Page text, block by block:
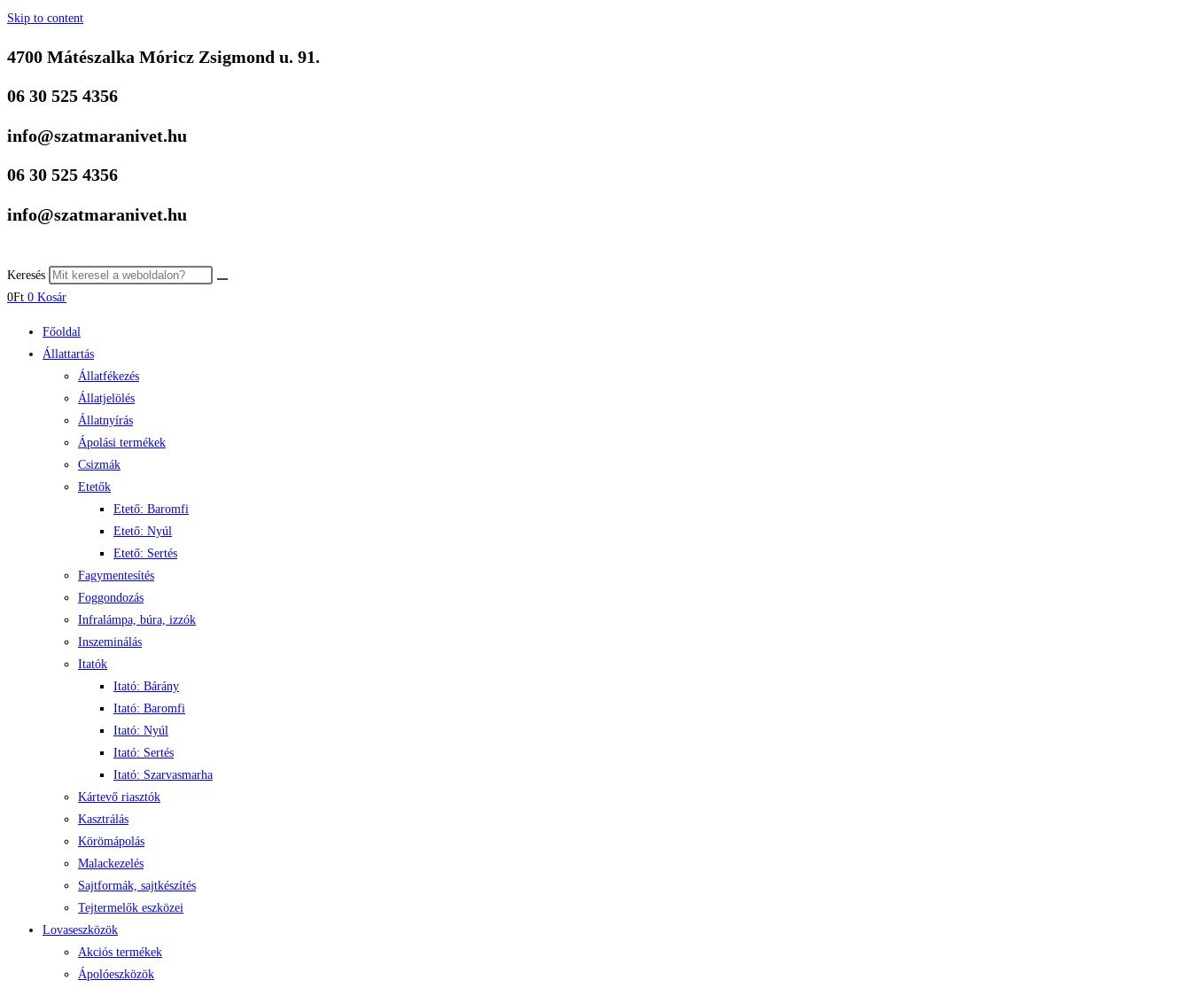
Skip to content
4700 Mátészalka Móricz Zsigmond u. 91.
06 30 525 4356
info@szatmaranivet.hu
06 30 525 4356
info@szatmaranivet.hu
Keresés
0Ft 0 Kosár
Főoldal
Állattartás
Állatfékezés
Állatjelölés
Állatnyírás
Ápolási termékek
Csizmák
Etetők
Etető: Baromfi
Etető: Nyúl
Etető: Sertés
Fagymentesítés
Foggondozás
Infralámpa, búra, izzók
Inszeminálás
Itatók
Itató: Bárány
Itató: Baromfi
Itató: Nyúl
Itató: Sertés
Itató: Szarvasmarha
Kártevő riasztók
Kasztrálás
Körömápolás
Malackezelés
Sajtformák, sajtkészítés
Tejtermelők eszközei
Lovaseszközök
Akciós termékek
Ápolóeszközök